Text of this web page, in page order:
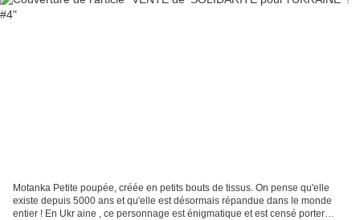
Motanka Petite poupée, créée en petits bouts de tissus. On pense qu'elle
existe depuis 5000 ans et qu'elle est désormais répandue dans le monde
entier ! En Ukr aine , ce personnage est énigmatique et est censé porter